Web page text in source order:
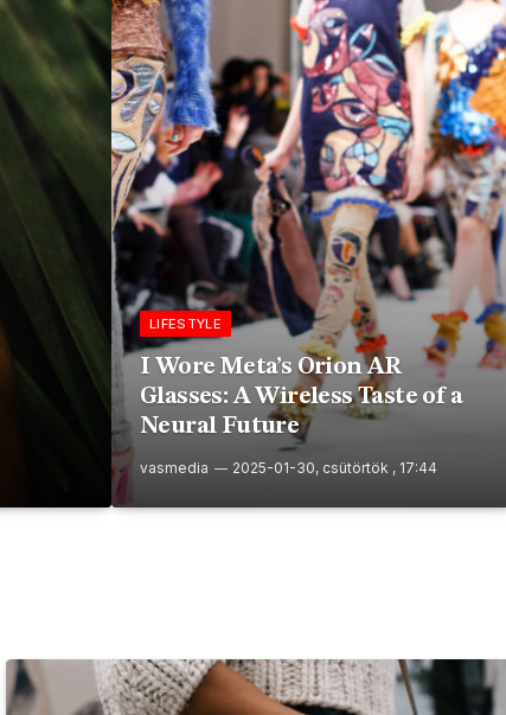
LIFESTYLE
I Wore Meta’s Orion AR
Glasses: A Wireless Taste of a
Neural Future
vasmedia 2025-01-30, csütörtök , 17:44